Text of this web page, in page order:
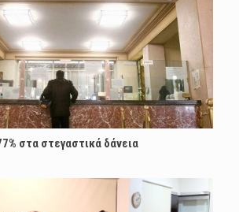
στα στεγαστικά δάνεια